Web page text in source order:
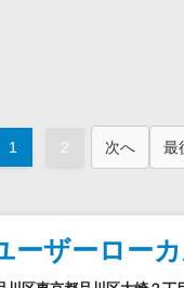
物流・流通
業界・業種
1 2 次へ 最
ーザーロー